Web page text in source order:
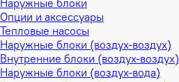
Наружные блоки
Опции и аксессуары
Тепловые насосы
Наружные блоки (воздух-воздух)
Внутренние блоки (воздух-воздух)
Наружные блоки (воздух-вода)